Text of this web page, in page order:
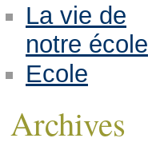
La vie de
notre école
Ecole
Archives